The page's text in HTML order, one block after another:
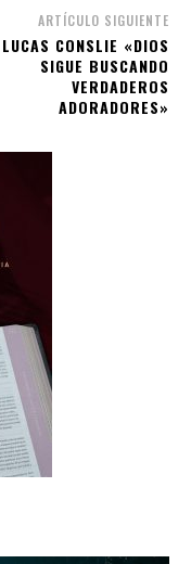
ARTÍCULO SIGUIENTE
LUCAS CONSLIE «DIOS
SIGUE BUSCANDO
VERDADEROS
ADORADORES»